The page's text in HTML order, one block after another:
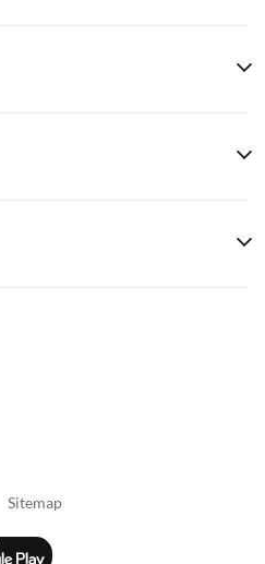
Sitemap